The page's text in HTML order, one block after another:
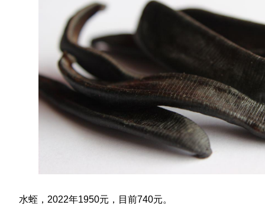
水蛭，2022年1950元，目前740元。